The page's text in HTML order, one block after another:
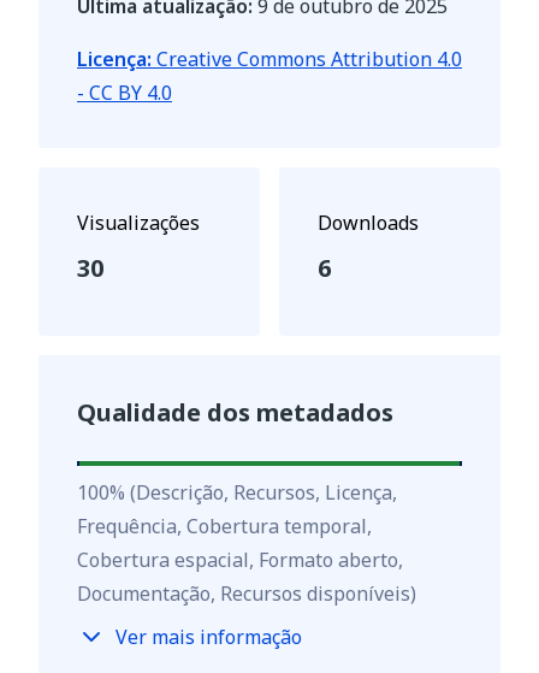
Última atualização: 9 de outubro de 2025
Licença: Creative Commons Attribution 4.0
- CC BY 4.0
Visualizações
30
Downloads
6
Qualidade dos metadados
100%
100% (Descrição, Recursos, Licença,
Frequência, Cobertura temporal,
Cobertura espacial, Formato aberto,
Documentação, Recursos disponíveis)
Ver mais informação